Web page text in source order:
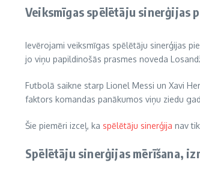
Veiksmīgas spēlētāju sinerģijas
Ievērojami veiksmīgas spēlētāju sinerģijas
jo viņu papildinošās prasmes noveda
Futbolā saikne starp Lionel Messi un Xavi
faktors komandas panākumos viņu ziedu
Šie piemēri izceļ, ka spēlētāju sinerģija nav
Spēlētāju sinerģijas mērīšana,